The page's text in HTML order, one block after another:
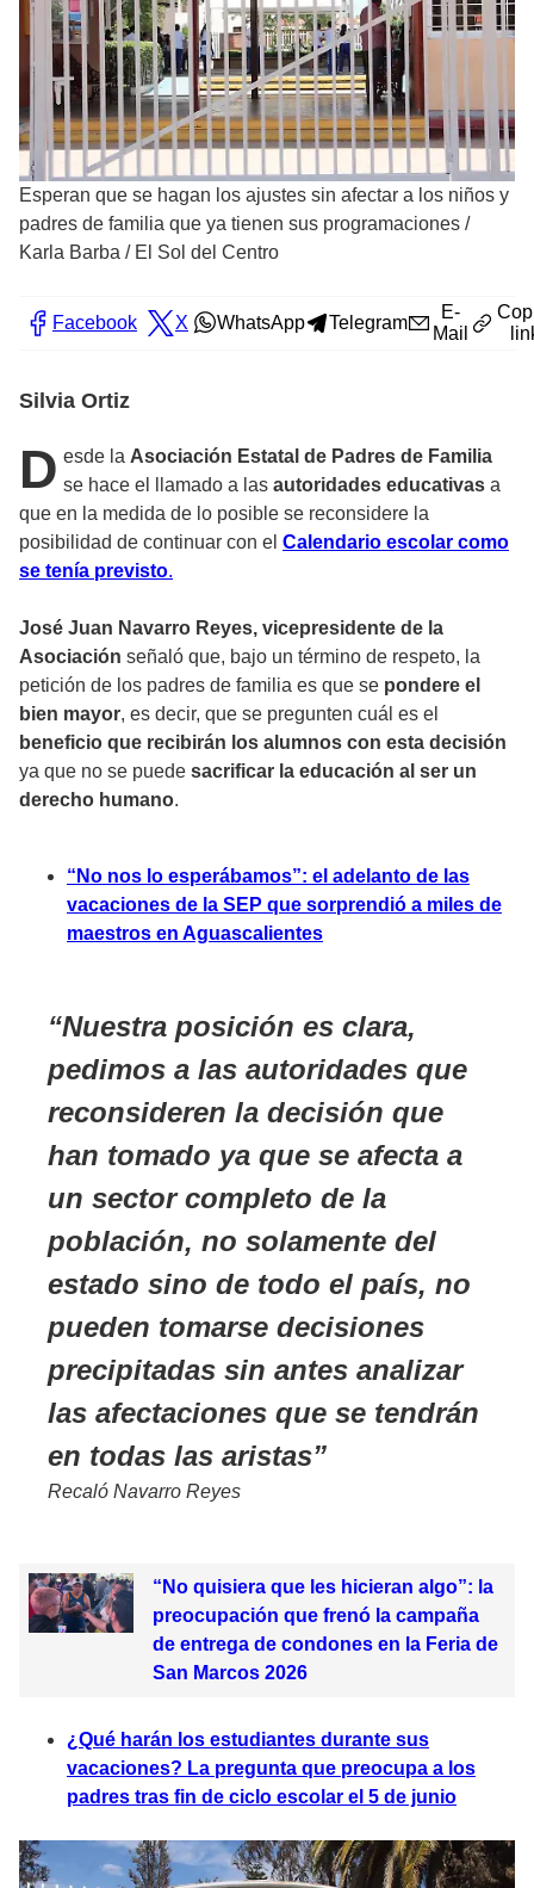
Esperan que se hagan los ajustes sin afectar a los niños y
padres de familia que ya tienen sus programaciones /
Karla Barba / El Sol del Centro
Facebook X WhatsApp Telegram
E-
Mail
Silvia Ortiz
D esde la Asociación Estatal de Padres de Familia
se hace el llamado a las autoridades educativas a
que en la medida de lo posible se reconsidere la
posibilidad de continuar con el Calendario escolar como
se tenía previsto.
José Juan Navarro Reyes, vicepresidente de la
Asociación señaló que, bajo un término de respeto, la
petición de los padres de familia es que se pondere el
bien mayor, es decir, que se pregunten cuál es el
beneficio que recibirán los alumnos con esta decisión
ya que no se puede sacrificar la educación al ser un
derecho humano.
“No nos lo esperábamos”: el adelanto de las
vacaciones de la SEP que sorprendió a miles de
maestros en Aguascalientes
Nuestra posición es clara,
pedimos a las autoridades que
reconsideren la decisión que
han tomado ya que se afecta a
un sector completo de la
población, no solamente del
estado sino de todo el país, no
pueden tomarse decisiones
precipitadas sin antes analizar
las afectaciones que se tendrán
en todas las aristas
Recaló Navarro Reyes
“No quisiera que les hicieran algo”: la
preocupación que frenó la campaña
de entrega de condones en la Feria de
San Marcos 2026
¿Qué harán los estudiantes durante sus
vacaciones? La pregunta que preocupa a los
padres tras fin de ciclo escolar el 5 de junio